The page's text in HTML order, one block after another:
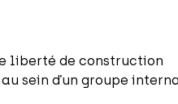
liberté de construction
sein d’un groupe